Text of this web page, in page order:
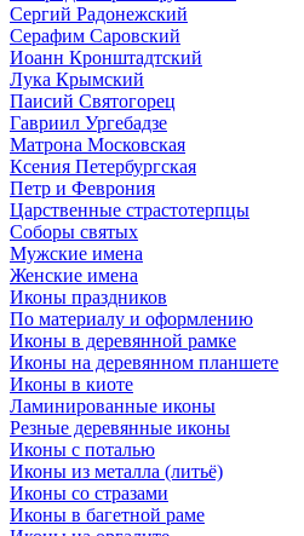
Сергий Радонежский
Серафим Саровский
Иоанн Кронштадтский
Лука Крымский
Паисий Святогорец
Гавриил Ургебадзе
Матрона Московская
Ксения Петербургская
Петр и Феврония
Царственные страстотерпцы
Соборы святых
Мужские имена
Женские имена
Иконы праздников
По материалу и оформлению
Иконы в деревянной рамке
Иконы на деревянном планшете
Иконы в киоте
Ламинированные иконы
Резные деревянные иконы
Иконы с поталью
Иконы из металла (литьё)
Иконы со стразами
Иконы в багетной раме